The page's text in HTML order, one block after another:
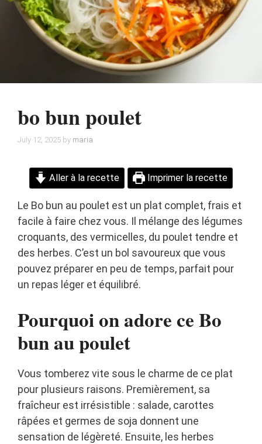
bo bun poulet
July 12, 2025 by maria
Aller à la recette Imprimer la recette
Le Bo bun au poulet est un plat complet, frais et
facile à faire chez vous. Il mélange des légumes
croquants, des vermicelles, du poulet tendre et
des herbes. C’est un bol savoureux que vous
pouvez préparer en peu de temps, parfait pour
un repas léger et équilibré.
Pourquoi on adore ce Bo
bun au poulet
Vous tomberez vite sous le charme de ce plat
pour plusieurs raisons. Premièrement, sa
fraîcheur est irrésistible : salade, carottes
râpées et germes de soja donnent une
sensation de légèreté. Ensuite, les herbes